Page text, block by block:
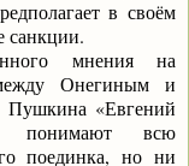
в своём
санкции.
мнения на
Онегиным и
«Евгений
понимают всю
поединка, но ни